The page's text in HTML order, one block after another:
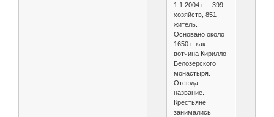
1.1.2004 г. – 399
хозяйств, 851
житель.
Основано около
1650 г. как
вотчина Кирилло-
Белозерского
монастыря.
Отсюда
название.
Крестьяне
занимались